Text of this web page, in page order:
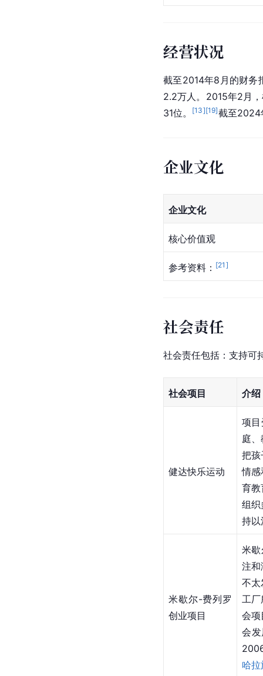
经营状况
截至2014年8月的财务
2.2万人。2015年2月
31位。
[13][19]截至2024
企业文化
企业文化
核心价值观
参考资料： [21 ]
社会责任
社会责任包括：支持可
社会项目 介绍
健达快乐运动
项目
庭
把
情感
育教
组
持以
米歇尔-费列罗
创业项目
米
注
不
工
会
会
哈